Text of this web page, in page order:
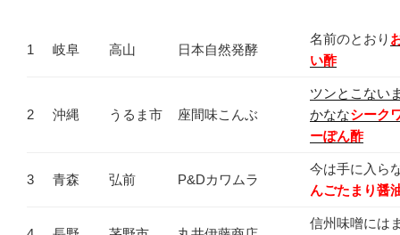
1 岐阜 高山 日本自然発酵
名前のとおり
い酢
2 沖縄 うるま市 座間味こんぶ
ツンとこない
かななシーク
ーぽん酢
3 青森 弘前 P&Dカワムラ
今は手に入ら
んごたまり醤
信州味噌には